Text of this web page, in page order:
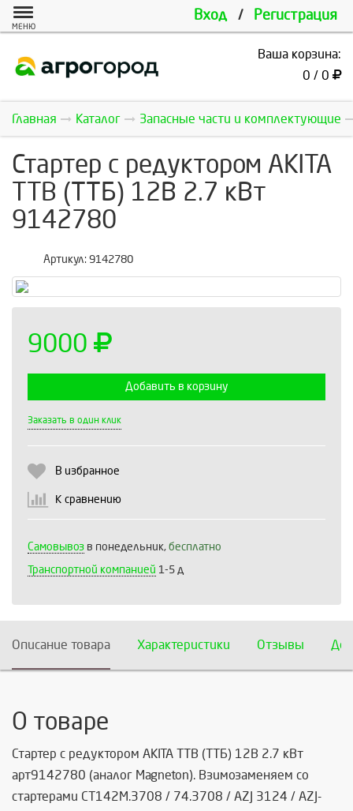
Вход / Регистрация
МЕНЮ
Ваша корзина:
0 / 0
Главная Каталог Запасные части и комплектующие
Стартер с редуктором AKITA
TTB (ТТБ) 12В 2.7 кВт
9142780
Артикул: 9142780
9000
Добавить в корзину
Заказать в один клик
В избранное
К сравнению
Самовывоз в понедельник, бесплатно
Транспортной компанией 1-5 д
Описание товара Характеристики Отзывы
О товаре
Стартер с редуктором AKITA TTB (ТТБ) 12В 2.7 кВт
арт9142780 (аналог Magneton). Взимозаменяем со
стартерами СТ142М.3708 / 74.3708 / AZJ 3124 / AZJ-